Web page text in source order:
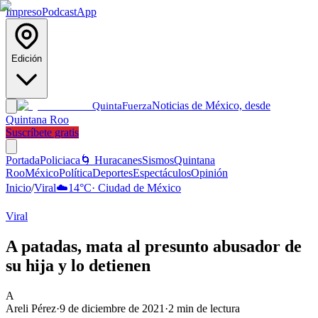
ImpresoPodcastApp
Edición
QuintaFuerzaNoticias de México, desde
Quintana Roo
Suscríbete gratis
PortadaPoliciaca 🌀 HuracanesSismosQuintana
RooMéxicoPolíticaDeportesEspectáculosOpinión
Inicio/Viral☁️14°C· Ciudad de México
Viral
A patadas, mata al presunto abusador de
su hija y lo detienen
A
Areli Pérez·9 de diciembre de 2021 ·2 min de lectura